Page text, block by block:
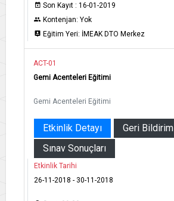
Son Kayıt : 16-01-2019
Kontenjan: Yok
Eğitim Yeri: İMEAK DTO Merkez
ACT-01
Gemi Acenteleri Eğitimi
Gemi Acenteleri Eğitimi
Etkinlik Detayı
Geri Bildirim
Sınav Sonuçları
Etkinlik Tarihi
26-11-2018 - 30-11-2018